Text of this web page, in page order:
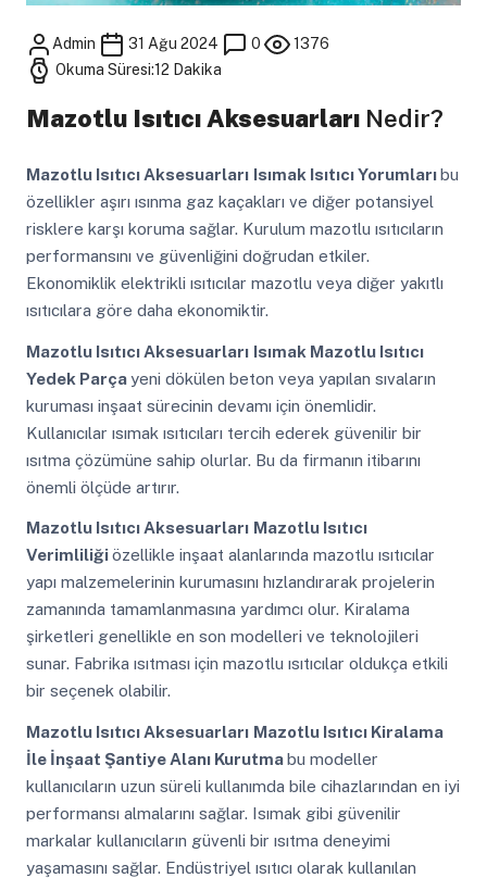
Admin 31 Ağu 2024 0
1376
Okuma Süresi:12 Dakika
Mazotlu Isıtıcı AksesuarlarıNedir?
Mazotlu Isıtıcı Aksesuarları Isımak Isıtıcı Yorumlarıbu
özellikler aşırı ısınma gaz kaçakları ve diğer potansiyel
risklere karşı koruma sağlar. Kurulum mazotlu ısıtıcıların
performansını ve güvenliğini doğrudan etkiler.
Ekonomiklik elektrikli ısıtıcılar mazotlu veya diğer yakıtlı
ısıtıcılara göre daha ekonomiktir.
Mazotlu Isıtıcı Aksesuarları Isımak Mazotlu Isıtıcı
Yedek Parçayeni dökülen beton veya yapılan sıvaların
kuruması inşaat sürecinin devamı için önemlidir.
Kullanıcılar ısımak ısıtıcıları tercih ederek güvenilir bir
ısıtma çözümüne sahip olurlar. Bu da firmanın itibarını
önemli ölçüde artırır.
Mazotlu Isıtıcı Aksesuarları Mazotlu Isıtıcı
Verimliliğiözellikle inşaat alanlarında mazotlu ısıtıcılar
yapı malzemelerinin kurumasını hızlandırarak projelerin
zamanında tamamlanmasına yardımcı olur. Kiralama
şirketleri genellikle en son modelleri ve teknolojileri
sunar. Fabrika ısıtması için mazotlu ısıtıcılar oldukça etkili
bir seçenek olabilir.
Mazotlu Isıtıcı Aksesuarları Mazotlu Isıtıcı Kiralama
İle İnşaat Şantiye Alanı Kurutmabu modeller
kullanıcıların uzun süreli kullanımda bile cihazlarından en iyi
performansı almalarını sağlar. Isımak gibi güvenilir
markalar kullanıcıların güvenli bir ısıtma deneyimi
yaşamasını sağlar. Endüstriyel ısıtıcı olarak kullanılan